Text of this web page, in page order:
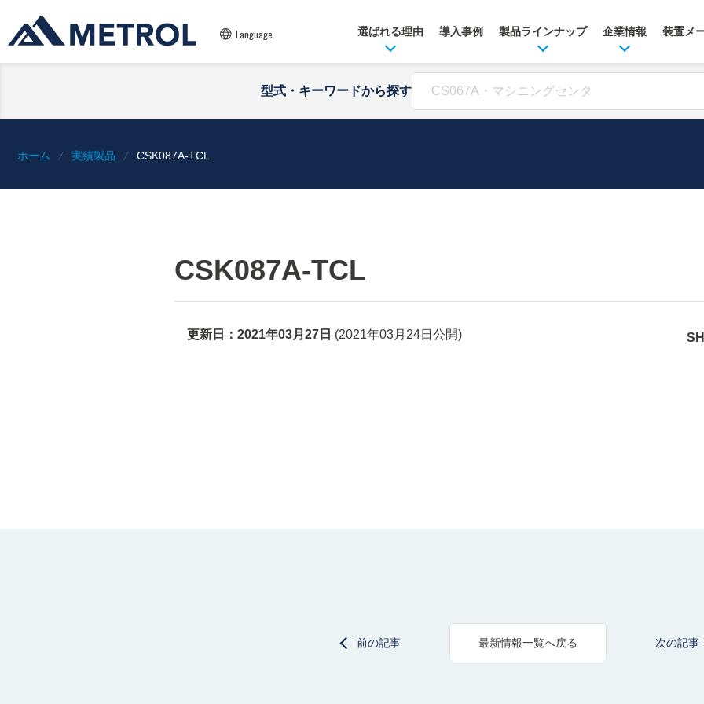
Language 選ばれる理由 導入事例 製品ラインナップ 企業情報 装置メ
型式・キーワードから探す
ホーム 実績製品 CSK087A-TCL
CSK087A-TCL
更新日： 2021年03月27日 (2021年03月24日 公開)
前の記事 最新情報一覧へ戻る 次の記事